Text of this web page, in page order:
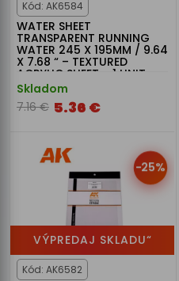
Kód: AK6584
WATER SHEET
TRANSPARENT RUNNING
WATER 245 X 195MM / 9.64
X 7.68 “ – TEXTURED
ACRYLIC SHEET – 1 UNIT
Skladom
7.16 € 5.36 €
-25%
VÝPREDAJ SKLADU“
Kód: AK6582